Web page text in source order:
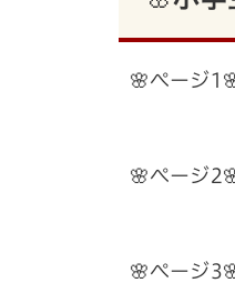
🌸ページ
🌸ページ
🌸ページ